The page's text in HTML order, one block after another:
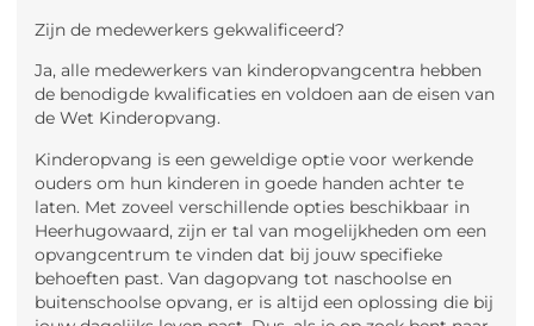
Zijn de medewerkers gekwalificeerd?
Ja, alle medewerkers van kinderopvangcentra hebben
de benodigde kwalificaties en voldoen aan de eisen van
de Wet Kinderopvang.
Kinderopvang is een geweldige optie voor werkende
ouders om hun kinderen in goede handen achter te
laten. Met zoveel verschillende opties beschikbaar in
Heerhugowaard, zijn er tal van mogelijkheden om een
opvangcentrum te vinden dat bij jouw specifieke
behoeften past. Van dagopvang tot naschoolse en
buitenschoolse opvang, er is altijd een oplossing die bij